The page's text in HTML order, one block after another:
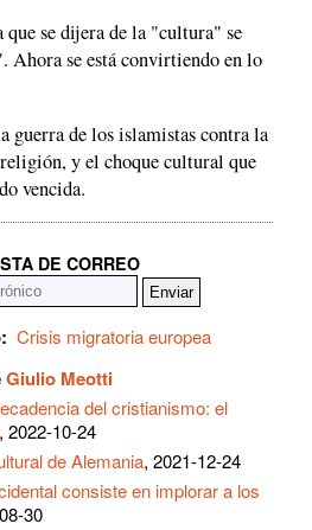
que se dijera de la "cultura" se
Ahora se está convirtiendo en lo
guerra de los islamistas contra la
y el choque cultural que
vencida.
DE CORREO
Crisis migratoria europea
Giulio Meotti
del cristianismo: el
, 2022-10-24
de Alemania, 2021-12-24
consiste en implorar a los
30